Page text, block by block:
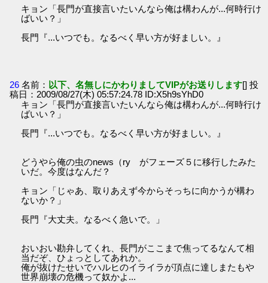
キョン「長門が直接言いたいんなら俺は構わんが...何時行け
ばいい？」
長門『...いつでも。なるべく早い方が好ましい。』
26 名前： 以下、名無しにかわりましてVIPがお送りします[] 投
稿日：2009/08/27(木) 05:57:24.78 ID:X5h9sYhD0
キョン「長門が直接言いたいんなら俺は構わんが...何時行け
ばいい？」
長門『...いつでも。なるべく早い方が好ましい。』
どうやら俺の虫のnews（ry がフェーズ５に移行したみた
いだ。今度はなんだ？
キョン「じゃあ、取りあえず今からそっちに向かうが構わ
ないか？」
長門『大丈夫。なるべく急いで。」
おいおい勘弁してくれ、長門がここまで焦ってるなんて相
当だぞ、ひょっとしてあれか。
俺が抜けたせいでハルヒのイライラが頂点に達しまたもや
世界崩壊の危機って奴かよ...